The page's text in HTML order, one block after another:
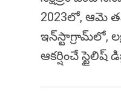
2023లో, ఆమె
ఇన్‌స్టాగ్రామ్‌లో,
ఆకర్షించే